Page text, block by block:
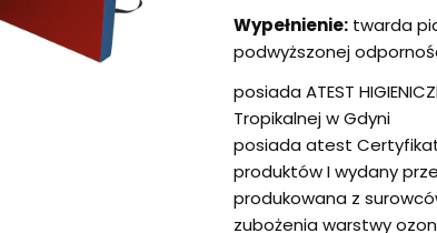
Wypełnienie: twarda
podwyższonej
posiada ATEST
Tropikalnej w Gdyni
posiada atest Certyfikat
produktów I wydany
produkowana z
zubożenia warstwy